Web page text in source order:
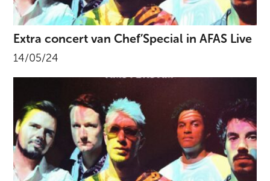
Extra concert van Chef’Special in AFAS Live
14/05/24